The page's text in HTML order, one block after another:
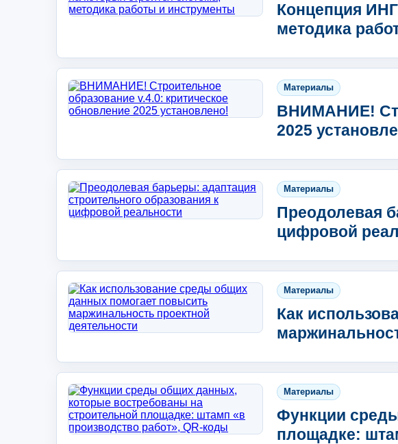
Концепция
методика
Материалы
ВНИМАНИЕ!
2025
Материалы
Преодолевая
цифровой
Материалы
Как
Материалы
Функции
площадке: